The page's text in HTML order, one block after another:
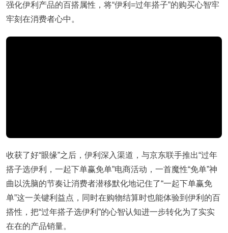
强化伊利产品的百搭属性，将“伊利=过年搭子”的购买心智牢
牢刻在消费者心中。
收获了好“眼缘”之后，伊利深入渠道，与京东联手推出“过年
搭子选伊利，一起下单赢免单”电商活动，一首魔性“免单”神
曲以洗脑的节奏让消费者潜移默化地记住了“一起下单赢免
单”这一关键利益点，同时在购物结算时也能体验到伊利的百
搭性，把“过年搭子选伊利”的心智认知进一步转化为了实实
在在的产品销量。